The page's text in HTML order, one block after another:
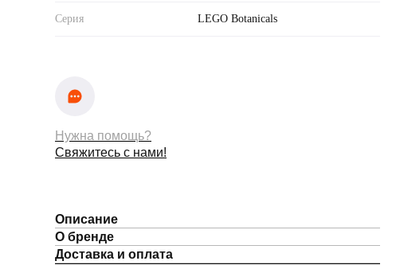
Серия LEGO Botanicals
Нужна помощь?
Свяжитесь с нами!
Описание
О бренде
Доставка и оплата